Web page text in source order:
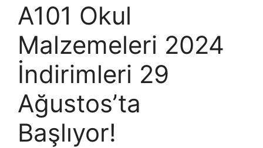
A101 Okul
Malzemeleri 2024
İndirimleri 29
Ağustos’ta
Başlıyor!